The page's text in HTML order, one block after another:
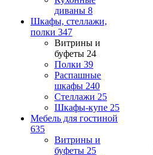
диваны 8
Шкафы, стеллажи,
полки 347
Витрины и
буфеты 24
Полки 39
Распашные
шкафы 240
Стеллажи 25
Шкафы-купе 25
Мебель для гостиной
635
Витрины и
буфеты 25